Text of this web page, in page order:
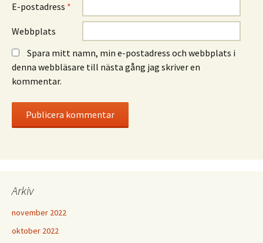
E-postadress *
Webbplats
Spara mitt namn, min e-postadress och webbplats i
denna webbläsare till nästa gång jag skriver en
kommentar.
Arkiv
november 2022
oktober 2022